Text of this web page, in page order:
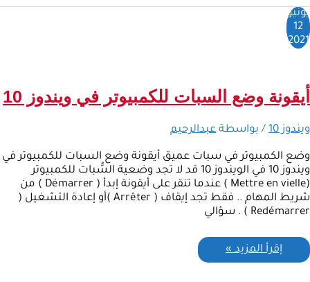
يونيو
12
2021
أيقونة وضع السبات للكمبيوتر في ويندوز 10
ويندوز 10 / بواسطة عبدالرحيم
وضع الكمبيوتر في سبات عميق أيقونة وضع السبات للكمبيوتر في
ويندوز 10 في الويندوز 10 قد لا تجد وضعية السُّبات للكمبيوتر
(Mettre en vielle ) عندما تنقر على أيقونة إبدأ ( Démarrer ) من
شريط المهام .. فقط تجد إيقاف ( Arrêter )أو إعادة التشغيل (
Redémarrer ) . سؤالي
إقرأ المزيد »